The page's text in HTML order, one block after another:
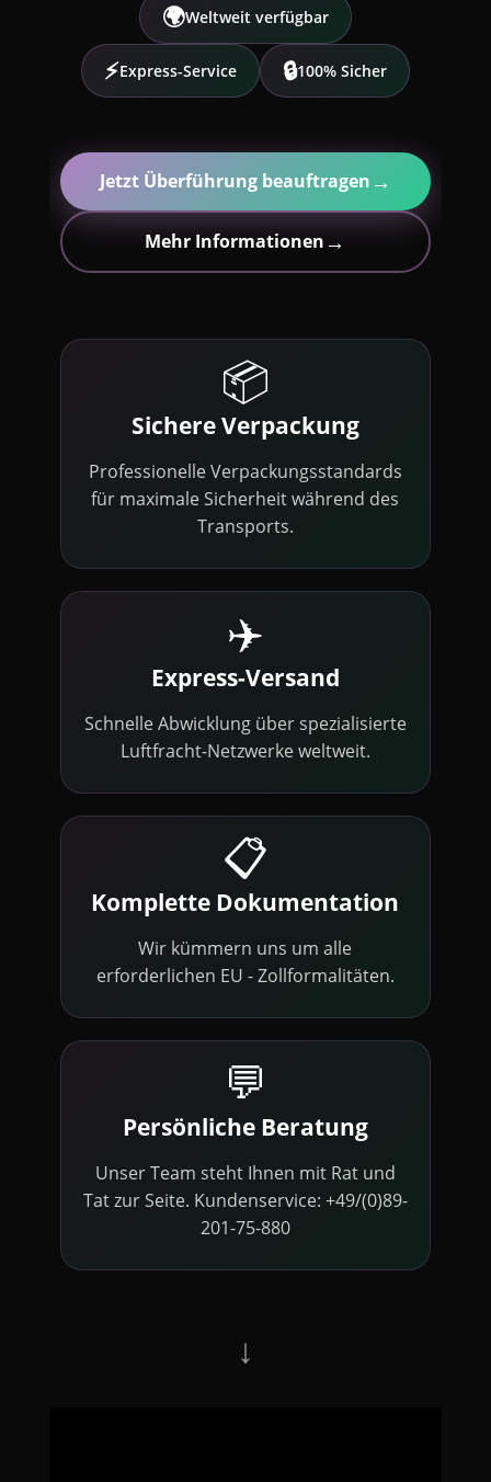
🌍Weltweit verfügbar
⚡Express-Service 🔒100% Sicher
Jetzt Überführung beauftragen→
Mehr Informationen→
📦
Sichere Verpackung
Professionelle Verpackungsstandards
für maximale Sicherheit während des
Transports.
✈️
Express-Versand
Schnelle Abwicklung über spezialisierte
Luftfracht-Netzwerke weltweit.
📋
Komplette Dokumentation
Wir kümmern uns um alle
erforderlichen EU - Zollformalitäten.
💬
Persönliche Beratung
Unser Team steht Ihnen mit Rat und
Tat zur Seite. Kundenservice: +49/(0)89-
201-75-880
↓